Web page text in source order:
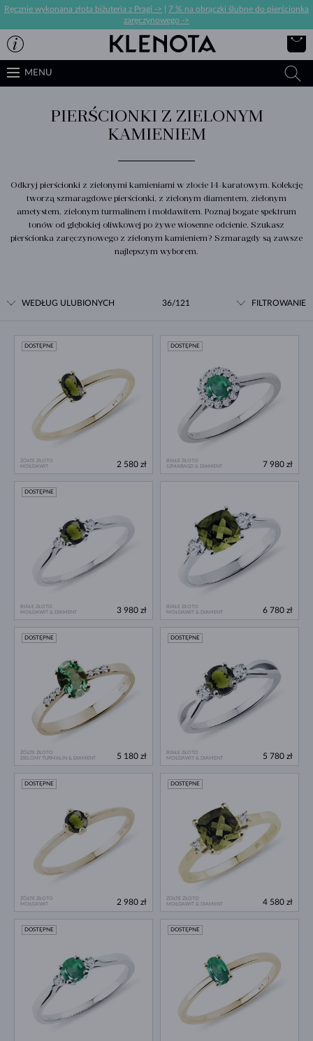
Ręcznie wykonana złota biżuteria z Pragi ->
7 % na obrączki ślubne do pierścionka
zaręczynowego ->
MENU
PIERŚCIONKI Z ZIELONYM
KAMIENIEM
Odkryj pierścionki z zielonymi kamieniami w złocie 14-karatowym. Kolekcję
tworzą szmaragdowe pierścionki, z zielonym diamentem, zielonym
ametystem, zielonym turmalinem i mołdawitem. Poznaj bogate spektrum
tonów od głębokiej oliwkowej po żywe wiosenne odcienie. Szukasz
pierścionka zaręczynowego z zielonym kamieniem? Szmaragdy są zawsze
najlepszym wyborem.
WEDŁUG ULUBIONYCH 36/121 FILTROWANIE
ŻÓŁTE ZŁOTO
MOŁDAWIT
DOSTĘPNE
2 580 zł
BIAŁE ZŁOTO
SZMARAGD & DIAMENT
DOSTĘPNE
7 980 zł
BIAŁE ZŁOTO
MOŁDAWIT & DIAMENT
DOSTĘPNE
3 980 zł
BIAŁE ZŁOTO
MOŁDAWIT & DIAMENT
6 780 zł
ŻÓŁTE ZŁOTO
ZIELONY TURMALIN & DIAMENT
DOSTĘPNE
5 180 zł
BIAŁE ZŁOTO
MOŁDAWIT & DIAMENT
DOSTĘPNE
5 780 zł
ŻÓŁTE ZŁOTO
MOŁDAWIT
DOSTĘPNE
2 980 zł
ŻÓŁTE ZŁOTO
MOŁDAWIT & DIAMENT
DOSTĘPNE
4 580 zł
DOSTĘPNE DOSTĘPNE